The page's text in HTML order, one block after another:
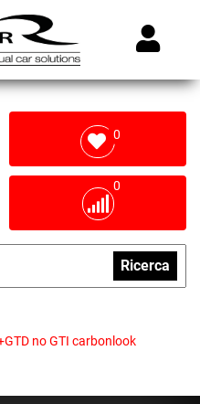
0
0
Ricerca
no GTI carbonlook